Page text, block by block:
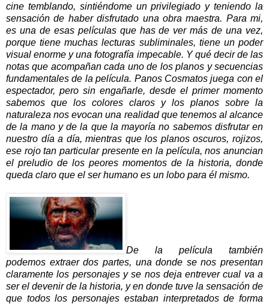
cine temblando, sintiéndome un privilegiado y teniendo la
sensación de haber disfrutado una obra maestra. Para mi,
es una de esas películas que has de ver más de una vez,
porque tiene muchas lecturas subliminales, tiene un poder
visual enorme y una fotografía impecable. Y qué decir de las
notas que acompañan cada uno de los planos y secuencias
fundamentales de la película. Panos Cosmatos juega con el
espectador, pero sin engañarle, desde el primer momento
sabemos que los colores claros y los planos sobre la
naturaleza nos evocan una realidad que tenemos al alcance
de la mano y de la que la mayoría no sabemos disfrutar en
nuestro día a día, mientras que los planos oscuros, rojizos,
ese rojo tan particular presente en la película, nos anuncian
el preludio de los peores momentos de la historia, donde
queda claro que el ser humano es un lobo para él mismo.
De la película también
podemos extraer dos partes, una donde se nos presentan
claramente los personajes y se nos deja entrever cual va a
ser el devenir de la historia, y en donde tuve la sensación de
que todos los personajes estaban interpretados de forma